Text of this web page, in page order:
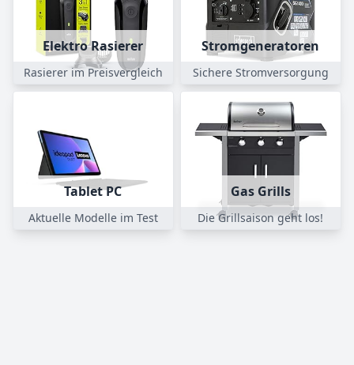
Elektro Rasierer
Rasierer im Preisvergleich
Stromgeneratoren
Sichere Stromversorgung
Tablet PC
Aktuelle Modelle im Test
Gas Grills
Die Grillsaison geht los!